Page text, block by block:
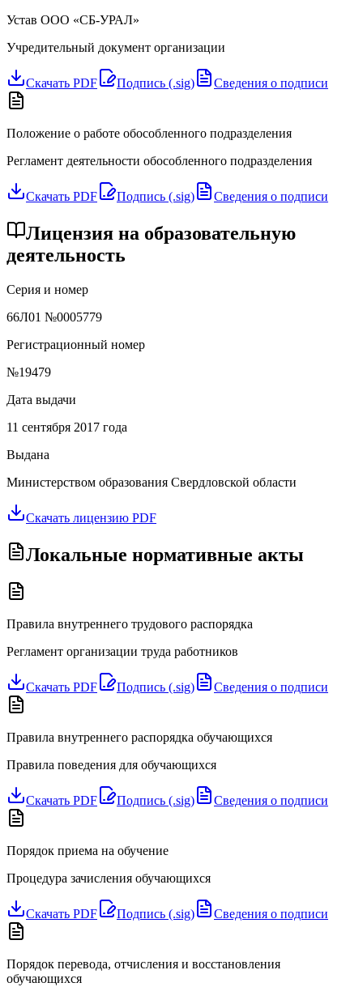
Устав ООО «СБ-УРАЛ»
Учредительный документ организации
Скачать PDF Подпись (.sig) Сведения о подписи
Положение о работе обособленного подразделения
Регламент деятельности обособленного подразделения
Скачать PDF Подпись (.sig) Сведения о подписи
Лицензия на образовательную
деятельность
Серия и номер
66Л01 №0005779
Регистрационный номер
№19479
Дата выдачи
11 сентября 2017 года
Выдана
Министерством образования Свердловской области
Скачать лицензию PDF
Локальные нормативные акты
Правила внутреннего трудового распорядка
Регламент организации труда работников
Скачать PDF Подпись (.sig) Сведения о подписи
Правила внутреннего распорядка обучающихся
Правила поведения для обучающихся
Скачать PDF Подпись (.sig) Сведения о подписи
Порядок приема на обучение
Процедура зачисления обучающихся
Скачать PDF Подпись (.sig) Сведения о подписи
Порядок перевода, отчисления и восстановления
обучающихся